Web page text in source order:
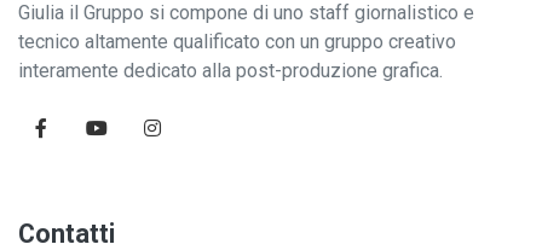
Giulia il Gruppo si compone di uno staff giornalistico e
tecnico altamente qualificato con un gruppo creativo
interamente dedicato alla post-produzione grafica.
Contatti